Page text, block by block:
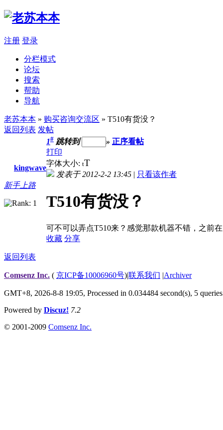
注册 登录
分栏模式
论坛
搜索
帮助
导航
老苏本本 » 购买咨询交流区 » T510有货没？
返回列表 发帖
kingwave
新手上路
1# 跳转到 » 正序看帖
打印
字体大小: tT
发表于 2012-2-2 13:45 | 只看该作者
T510有货没？
可不可以弄点T510来？感觉那款机器不错，之前
收藏 分享
返回列表
Comsenz Inc. ( 京ICP备10006960号)|联系我们 |Archiver
GMT+8, 2026-8-8 19:05, Processed in 0.034484 second(s), 5 queries
Powered by Discuz! 7.2
© 2001-2009 Comsenz Inc.